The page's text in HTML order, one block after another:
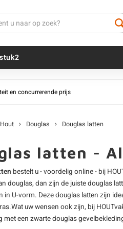
Douglas planchetten
Douglas schaaldelen
Al ons douglashout
en concurrerende prijs
Hout Douglas Douglas latten
latten -
bestelt u - voordelig online - bij
douglas, dan zijn de juiste douglas
in U-vorm. Deze douglas latten zijn
uw wensen ook zijn, bij
met een zwarte douglas